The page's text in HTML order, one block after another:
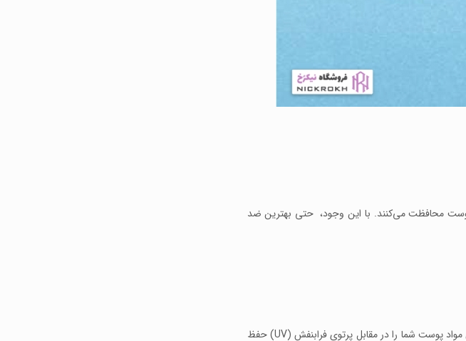
محافظت می‌کنند. با این وجود، حتی بهترین ضد
ترکیبات موجود در ضد آفتاب های مختلف به دو گروه تقسیم می‌شوند: این دو گروه فیزیکی و شیمیایی هستند. هر دوی این مواد پوست شما را در مقابل پرتوی فرابنفش (UV) حفظ